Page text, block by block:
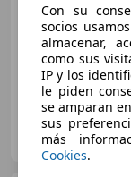
05/2008
Particular
ES-33001 Oviedo
Con su
socios
almacenar,
como sus
IP y los
le piden
se amparan
sus
más
Cookies.